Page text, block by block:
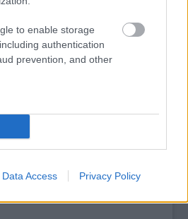
to enable storage
authentication
prevention, and other
Data Access Privacy Policy
soha nem láttad
alatt rejtőzik.